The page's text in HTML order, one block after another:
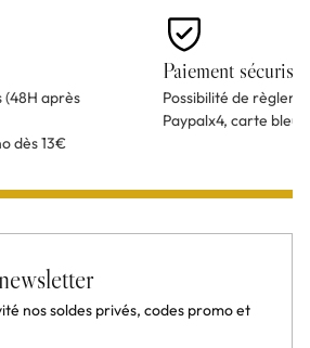
(48H après
dès 13€
Paiement sécurisé
Possibilité de
Paypalx4, carte
nos soldes privés, codes promo et